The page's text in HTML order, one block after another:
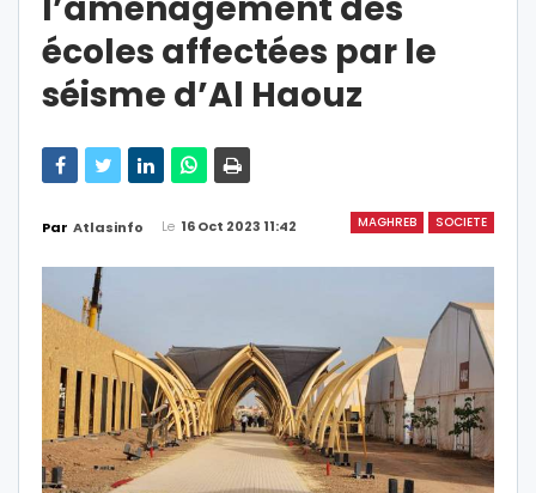
écoles affectées par le
séisme d’Al Haouz
MAGHREB SOCIETE
Par Atlasinfo Le 16 Oct 2023 11:42